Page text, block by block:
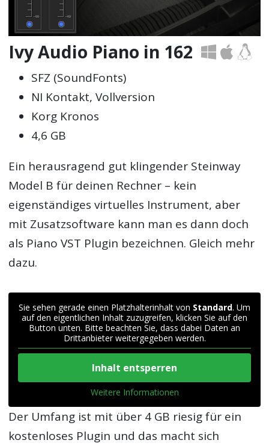
Ivy Audio Piano in 162
SFZ (SoundFonts)
NI Kontakt, Vollversion
Korg Kronos
4,6 GB
Ein herausragend gut klingender Steinway
Model B für deinen Rechner – kein
eigenständiges virtuelles Instrument, aber
mit Zusatzsoftware kann man es dann doch
als Piano VST Plugin bezeichnen. Gleich mehr
dazu.
Sie sehen gerade einen Platzhalterinhalt von Standard. Um
auf den eigentlichen Inhalt zuzugreifen, klicken Sie auf den
Button unten. Bitte beachten Sie, dass dabei Daten an
Drittanbieter weitergegeben werden.
Inhalt entsperren
Weitere Informationen
Der Umfang ist mit über 4 GB riesig für ein
kostenloses Plugin und das macht sich